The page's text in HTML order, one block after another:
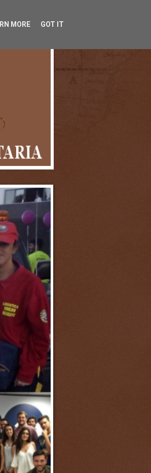
MORE GOT IT